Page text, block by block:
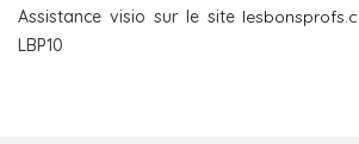
Assistance visio sur le site
LBP10